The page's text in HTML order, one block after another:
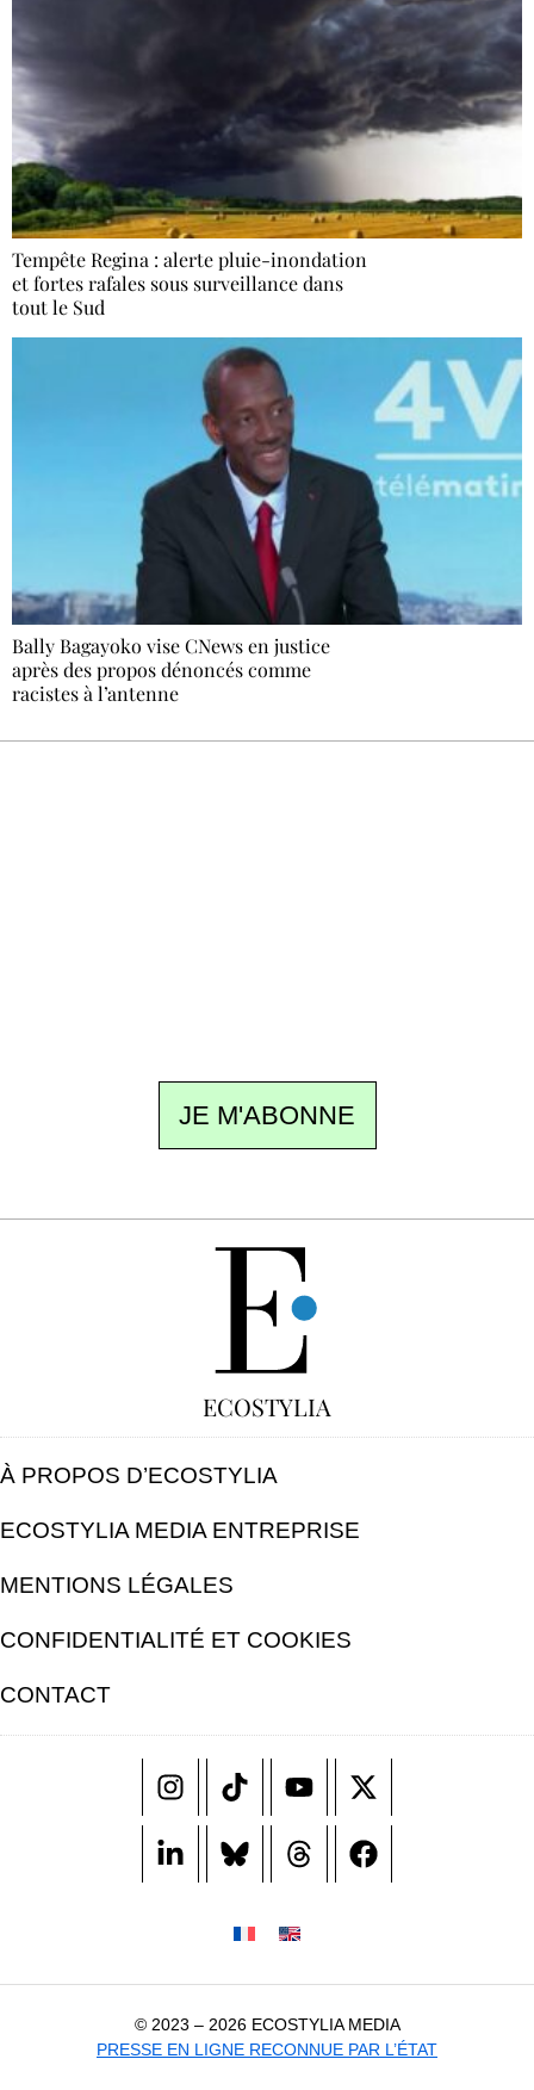
Tempête Regina : alerte pluie-inondation
et fortes rafales sous surveillance dans
tout le Sud
Bally Bagayoko vise CNews en justice
après des propos dénoncés comme
racistes à l’antenne
JE M'ABONNE
ECOSTYLIA
À PROPOS D’ECOSTYLIA
ECOSTYLIA MEDIA ENTREPRISE
MENTIONS LÉGALES
CONFIDENTIALITÉ ET COOKIES
CONTACT
© 2023 – 2026 ECOSTYLIA MEDIA
PRESSE EN LIGNE RECONNUE PAR L’ÉTAT